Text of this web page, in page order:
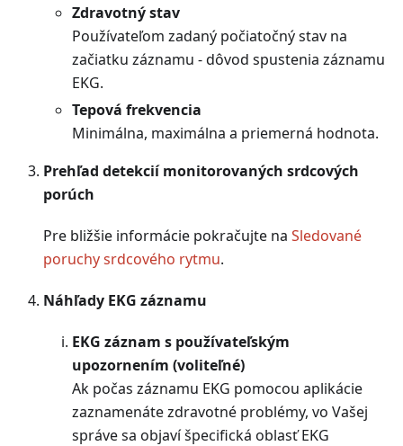
Zdravotný stav
Používateľom zadaný počiatočný stav na
začiatku záznamu - dôvod spustenia záznamu
EKG.
Tepová frekvencia
Minimálna, maximálna a priemerná hodnota.
Prehľad detekcií monitorovaných srdcových
porúch
Pre bližšie informácie pokračujte na Sledované
poruchy srdcového rytmu.
Náhľady EKG záznamu
EKG záznam s používateľským
upozornením (voliteľné)
Ak počas záznamu EKG pomocou aplikácie
zaznamenáte zdravotné problémy, vo Vašej
správe sa objaví špecifická oblasť EKG